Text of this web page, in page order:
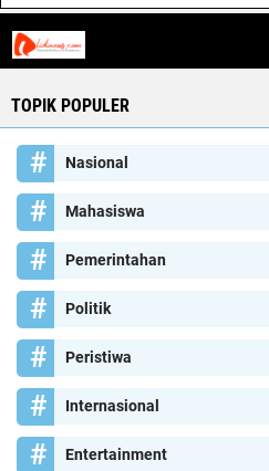
TOPIK POPULER
Nasional
Mahasiswa
Pemerintahan
Politik
Peristiwa
Internasional
Entertainment